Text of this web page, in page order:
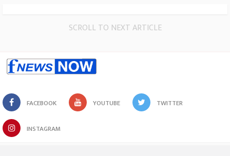
SCROLL TO NEXT ARTICLE
FACEBOOK YOUTUBE TWITTER
INSTAGRAM